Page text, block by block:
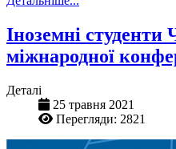
Іноземні
міжнародної
Деталі
25 травня 2021
Перегляди: 2821